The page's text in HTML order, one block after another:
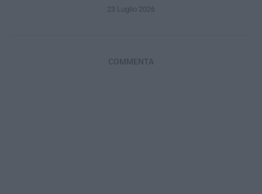
23 Luglio 2026
COMMENTA